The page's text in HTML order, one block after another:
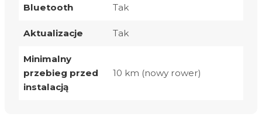
Bluetooth Tak
Aktualizacje Tak
Minimalny
przebieg przed
instalacją
10 km (nowy rower)